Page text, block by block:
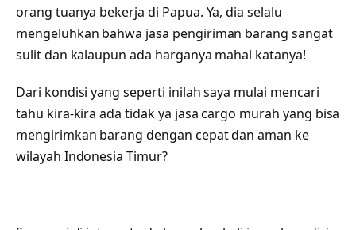
orang tuanya bekerja di Papua. Ya, dia selalu
mengeluhkan bahwa jasa pengiriman barang sangat
sulit dan kalaupun ada harganya mahal katanya!
Dari kondisi yang seperti inilah saya mulai mencari
tahu kira-kira ada tidak ya jasa cargo murah yang bisa
mengirimkan barang dengan cepat dan aman ke
wilayah Indonesia Timur?